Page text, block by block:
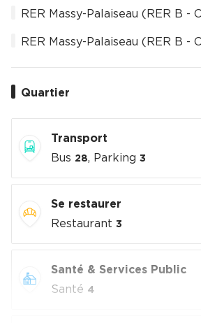
RER Massy-Palaiseau (RER B -
RER Massy-Palaiseau (RER B -
Quartier
Transport
Bus 28, Parking 3
Se restaurer
Restaurant 3
Santé & Services Public
Santé 4